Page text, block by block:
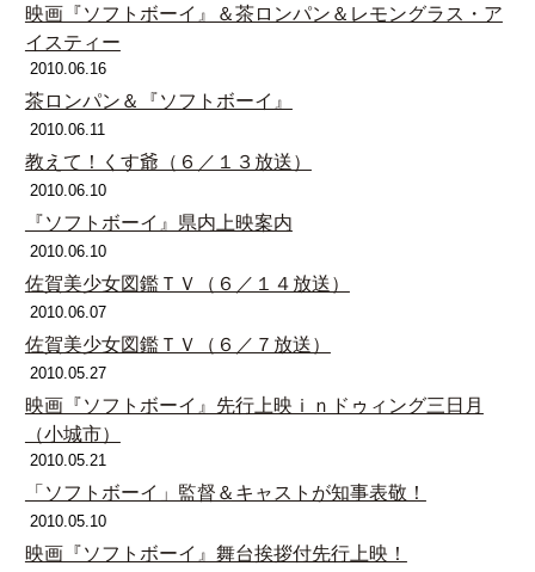
映画『ソフトボーイ』＆茶ロンパン＆レモングラス・ア
イスティー
2010.06.16
茶ロンパン＆『ソフトボーイ』
2010.06.11
教えて！くす爺（６／１３放送）
2010.06.10
『ソフトボーイ』県内上映案内
2010.06.10
佐賀美少女図鑑ＴＶ（６／１４放送）
2010.06.07
佐賀美少女図鑑ＴＶ（６／７放送）
2010.05.27
映画『ソフトボーイ』先行上映ｉｎドゥィング三日月
（小城市）
2010.05.21
「ソフトボーイ」監督＆キャストが知事表敬！
2010.05.10
映画『ソフトボーイ』舞台挨拶付先行上映！